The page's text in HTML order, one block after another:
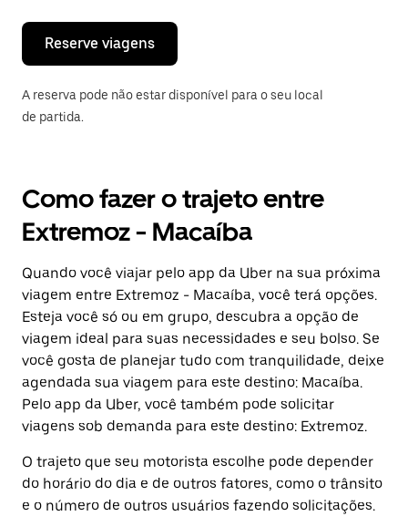
fechar
calendário.
Reserve viagens
A reserva pode não estar disponível para o seu local
de partida.
Como fazer o trajeto entre
Extremoz - Macaíba
Quando você viajar pelo app da Uber na sua próxima
viagem entre Extremoz - Macaíba, você terá opções.
Esteja você só ou em grupo, descubra a opção de
viagem ideal para suas necessidades e seu bolso. Se
você gosta de planejar tudo com tranquilidade, deixe
agendada sua viagem para este destino: Macaíba.
Pelo app da Uber, você também pode solicitar
viagens sob demanda para este destino: Extremoz.
O trajeto que seu motorista escolhe pode depender
do horário do dia e de outros fatores, como o trânsito
e o número de outros usuários fazendo solicitações.